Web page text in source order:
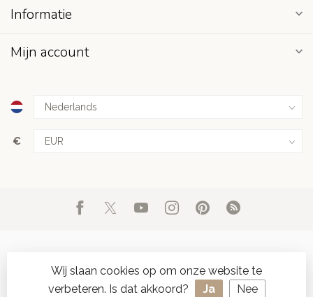
Informatie
Mijn account
€
© Copyright 2026 d'Oude Seylmakerij- Powered by Lightspeed
Wij slaan cookies op om onze website te
verbeteren. Is dat akkoord?
Ja Nee